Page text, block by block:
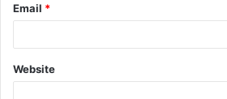
Email *
Website